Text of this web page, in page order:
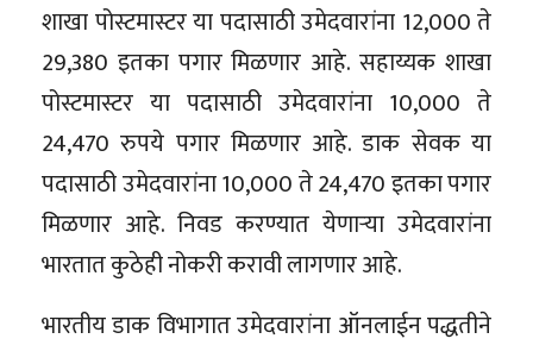
शाखा पोस्टमास्टर या पदासाठी उमेदवारांना 12,000 ते
29,380 इतका पगार मिळणार आहे. सहाय्यक शाखा
पोस्टमास्टर या पदासाठी उमेदवारांना 10,000 ते
24,470 रुपये पगार मिळणार आहे. डाक सेवक या
पदासाठी उमेदवारांना 10,000 ते 24,470 इतका पगार
मिळणार आहे. निवड करण्यात येणाऱ्या उमेदवारांना
भारतात कुठेही नोकरी करावी लागणार आहे.
भारतीय डाक विभागात उमेदवारांना ऑनलाईन पद्धतीने